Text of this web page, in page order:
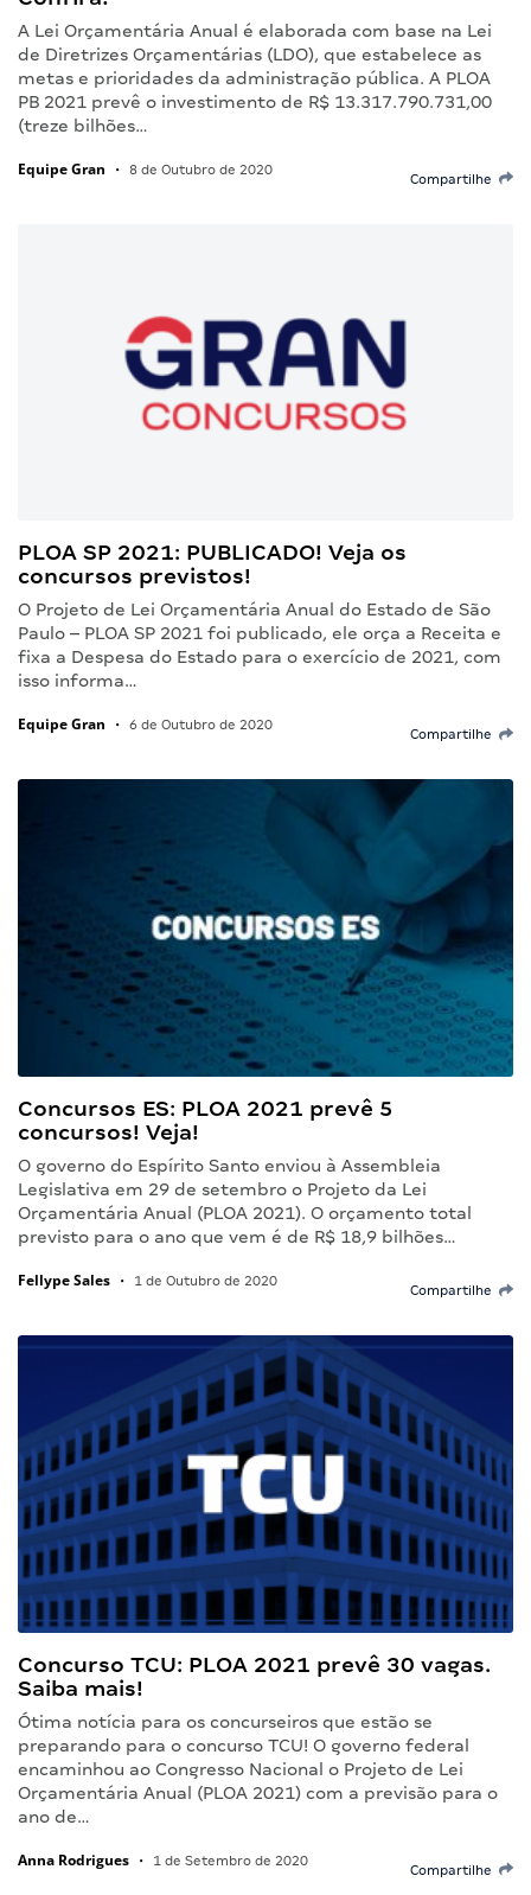
A Lei Orçamentária Anual é elaborada com base na Lei
de Diretrizes Orçamentárias (LDO), que estabelece as
metas e prioridades da administração pública. A PLOA
PB 2021 prevê o investimento de R$ 13.317.790.731,00
(treze bilhões…
Equipe Gran • 8 de Outubro de 2020
Compartilhe
PLOA SP 2021: PUBLICADO! Veja os
concursos previstos!
O Projeto de Lei Orçamentária Anual do Estado de São
Paulo – PLOA SP 2021 foi publicado, ele orça a Receita e
fixa a Despesa do Estado para o exercício de 2021, com
isso informa…
Equipe Gran • 6 de Outubro de 2020
Compartilhe
Concursos ES: PLOA 2021 prevê 5
concursos! Veja!
O governo do Espírito Santo enviou à Assembleia
Legislativa em 29 de setembro o Projeto da Lei
Orçamentária Anual (PLOA 2021). O orçamento total
previsto para o ano que vem é de R$ 18,9 bilhões…
Fellype Sales • 1 de Outubro de 2020
Compartilhe
Concurso TCU: PLOA 2021 prevê 30 vagas.
Saiba mais!
Ótima notícia para os concurseiros que estão se
preparando para o concurso TCU! O governo federal
encaminhou ao Congresso Nacional o Projeto de Lei
Orçamentária Anual (PLOA 2021) com a previsão para o
ano de…
Anna Rodrigues • 1 de Setembro de 2020
Compartilhe